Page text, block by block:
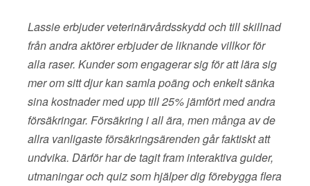
Lassie erbjuder veterinärvårdsskydd och till skillnad
från andra aktörer erbjuder de liknande villkor för
alla raser. Kunder som engagerar sig för att lära sig
mer om sitt djur kan samla poäng och enkelt sänka
sina kostnader med upp till 25% jämfört med andra
försäkringar. Försäkring i all ära, men många av de
allra vanligaste försäkringsärenden går faktiskt att
undvika. Därför har de tagit fram interaktiva guider,
utmaningar och quiz som hjälper dig förebygga flera